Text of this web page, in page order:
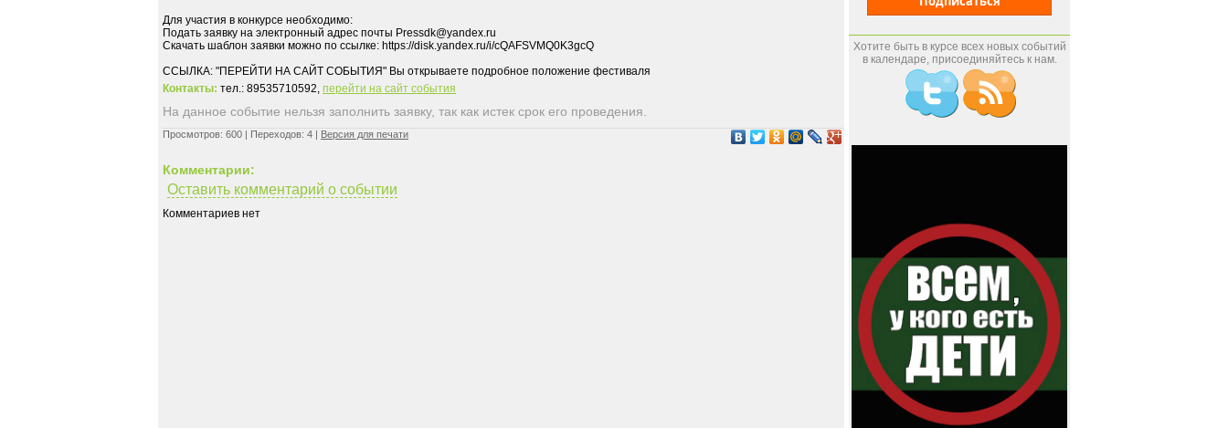
Для участия в конкурсе необходимо:
Подать заявку на электронный адрес почты Pressdk@yandex.ru
Скачать шаблон заявки можно по ссылке: https://disk.yandex.ru/i/cQAFSVMQ0K3gcQ
Контакты: тел.: 89535710592, перейти на сайт события
На данное событие нельзя заполнить заявку, так как истек срок его проведения.
Просмотров: 600 | Переходов: 4 | Версия для печати
Комментарии:
Оставить комментарий о событии
Комментариев нет
Хотите быть в курсе всех новых событий
в календаре, присоединяйтесь к нам.